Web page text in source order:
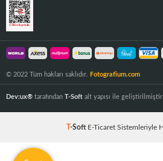
© 2022 Tüm hakları saklıdır. Fotografium.com
Dev:ux® tarafından T-Soft alt yapısı ile geliştirilmiştir.
T-Soft E-Ticaret Sistemleriyle